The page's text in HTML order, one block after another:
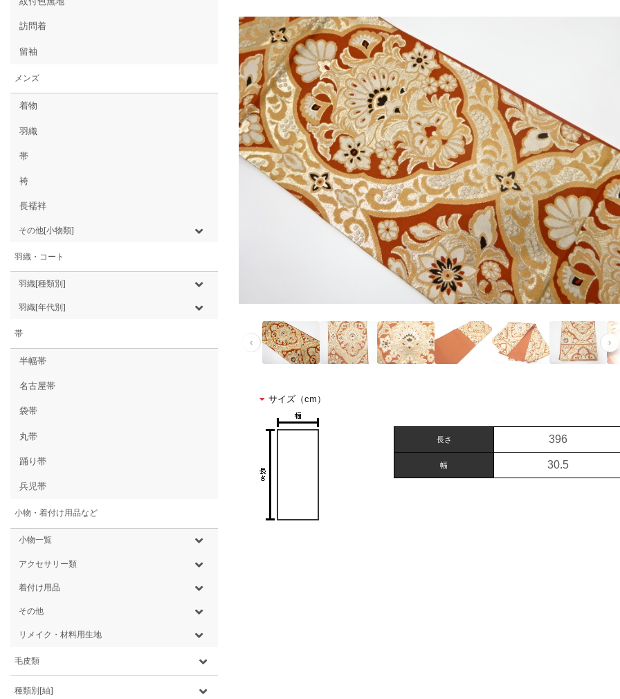
訪問着
留袖
メンズ
着物
羽織
帯
袴
長襦袢
その他[小物類]
羽織・コート
羽織[種類別]
羽織[年代別]
帯
半幅帯
名古屋帯
袋帯
丸帯
踊り帯
兵児帯
小物・着付け用品など
小物一覧
アクセサリー類
着付け用品
その他
リメイク・材料用生地
毛皮類
種類別[紬]
‹ ›
サイズ（cm）
長さ 396
幅 30.5